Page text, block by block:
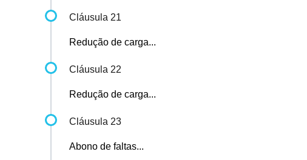
Cláusula 21
Redução de carga...
Cláusula 22
Redução de carga...
Cláusula 23
Abono de faltas...